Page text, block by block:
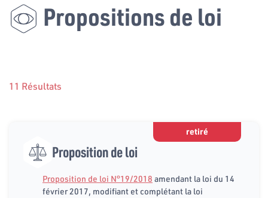
Propositions de loi
11 Résultats
retiré
Proposition de loi
Proposition de loi N°19/2018 amendant la loi du 14
février 2017, modifiant et complétant la loi